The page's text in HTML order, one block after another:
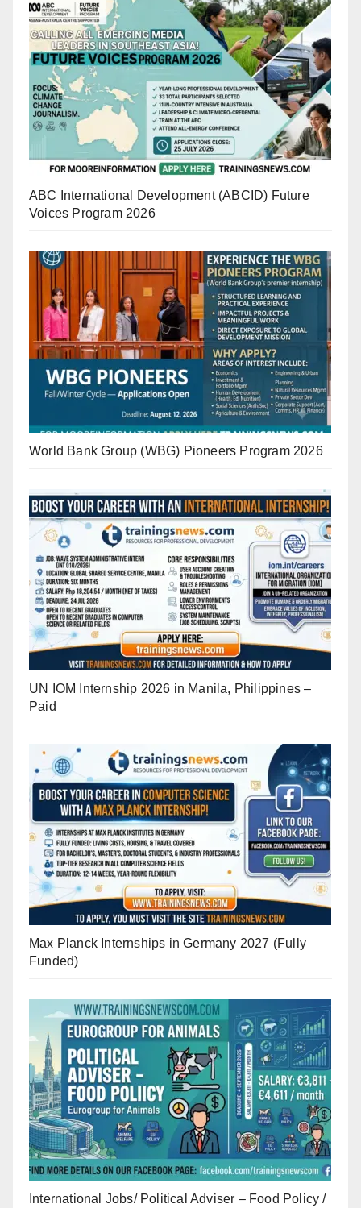
ABC International Development (ABCID) Future
Voices Program 2026
World Bank Group (WBG) Pioneers Program 2026
UN IOM Internship 2026 in Manila, Philippines –
Paid
Max Planck Internships in Germany 2027 (Fully
Funded)
International Jobs/ Political Adviser – Food Policy /